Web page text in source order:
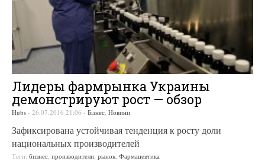
Лидеры фармрынка Украины
демонстрируют рост — обзор
Hubs - 26.07.2016 21:06 - Бізнес Новини
Зафиксирована устойчивая тенденция к росту доли
национальных производителей
Теги: бизнес производители рынок Фармацевтика